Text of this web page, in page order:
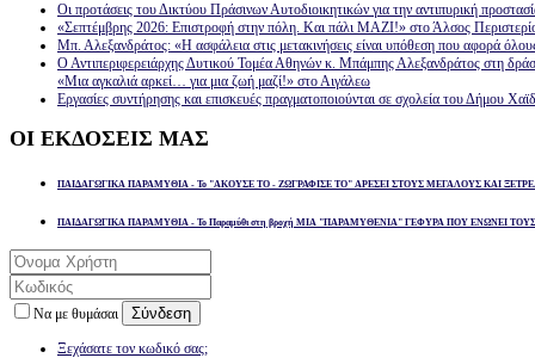
Οι προτάσεις του Δικτύου Πράσινων Αυτοδιοικητικών για την αντιπυρική
«Σεπτέμβρης 2026: Επιστροφή στην πόλη. Και πάλι ΜΑΖΙ!» στο Άλσος
Μπ. Αλεξανδράτος: «Η ασφάλεια στις μετακινήσεις είναι υπόθεση που αφορά
Ο Αντιπεριφερειάρχης Δυτικού Τομέα Αθηνών κ. Μπάμπης Αλεξανδράτος στη
«Μια αγκαλιά αρκεί… για μια ζωή μαζί!» στο Αιγάλεω
Εργασίες συντήρησης και επισκευές πραγματοποιούνται σε σχολεία του Δήμου
ΟΙ ΕΚΔΟΣΕΙΣ ΜΑΣ
ΠΑΙΔΑΓΩΓΙΚΑ ΠΑΡΑΜΥΘΙΑ - Το "ΑΚΟΥΣΕ ΤΟ - ΖΩΓΡΑΦΙΣΕ ΤΟ" ΑΡΕΣΕΙ ΣΤΟΥΣ ΜΕΓΑΛΟΥΣ ΚΑΙ
ΠΑΙΔΑΓΩΓΙΚΑ ΠΑΡΑΜΥΘΙΑ - Το Παραμύθι στη βροχή ΜΙΑ "ΠΑΡΑΜΥΘΕΝΙΑ" ΓΕΦΥΡΑ ΠΟΥ ΕΝΩΝΕΙ
Να με θυμάσαι Σύνδεση
Ξεχάσατε τον κωδικό σας;